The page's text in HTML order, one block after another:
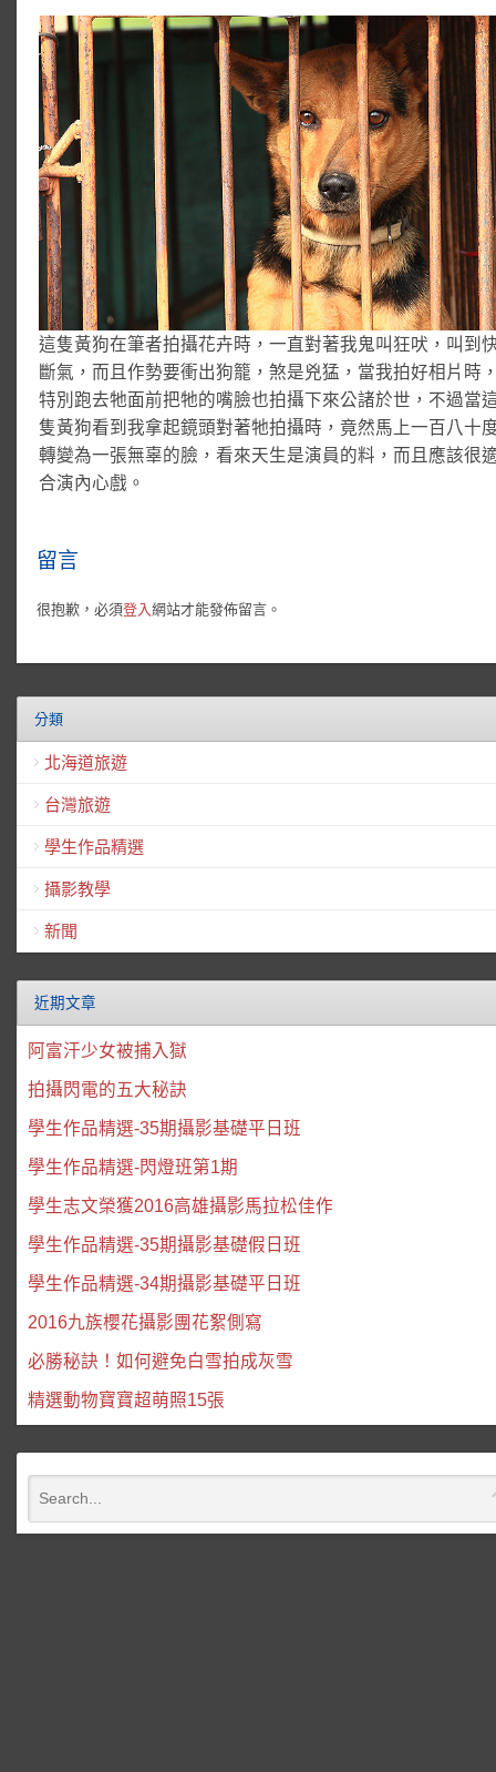
這隻黃狗在筆者拍攝花卉時，一直對著我鬼叫狂吠，叫到
斷氣，而且作勢要衝出狗籠，煞是兇猛，當我拍好相片時
特別跑去牠面前把牠的嘴臉也拍攝下來公諸於世，不過當
隻黃狗看到我拿起鏡頭對著牠拍攝時，竟然馬上一百八十
轉變為一張無辜的臉，看來天生是演員的料，而且應該很
合演內心戲。
留言
很抱歉，必須登入網站才能發佈留言。
分類
北海道旅遊
台灣旅遊
學生作品精選
攝影教學
新聞
近期文章
阿富汗少女被捕入獄
拍攝閃電的五大秘訣
學生作品精選-35期攝影基礎平日班
學生作品精選-閃燈班第1期
學生志文榮獲2016高雄攝影馬拉松佳作
學生作品精選-35期攝影基礎假日班
學生作品精選-34期攝影基礎平日班
2016九族櫻花攝影團花絮側寫
必勝秘訣！如何避免白雪拍成灰雪
精選動物寶寶超萌照15張